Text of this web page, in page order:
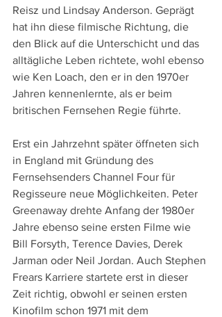
Reisz und Lindsay Anderson. Geprägt
hat ihn diese filmische Richtung, die
den Blick auf die Unterschicht und das
alltägliche Leben richtete, wohl ebenso
wie Ken Loach, den er in den 1970er
Jahren kennenlernte, als er beim
britischen Fernsehen Regie führte.
Erst ein Jahrzehnt später öffneten sich
in England mit Gründung des
Fernsehsenders Channel Four für
Regisseure neue Möglichkeiten. Peter
Greenaway drehte Anfang der 1980er
Jahre ebenso seine ersten Filme wie
Bill Forsyth, Terence Davies, Derek
Jarman oder Neil Jordan. Auch Stephen
Frears Karriere startete erst in dieser
Zeit richtig, obwohl er seinen ersten
Kinofilm schon 1971 mit dem